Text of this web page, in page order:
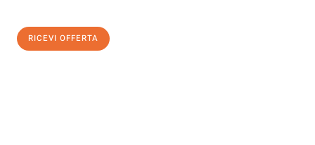
RICEVI OFFERTA